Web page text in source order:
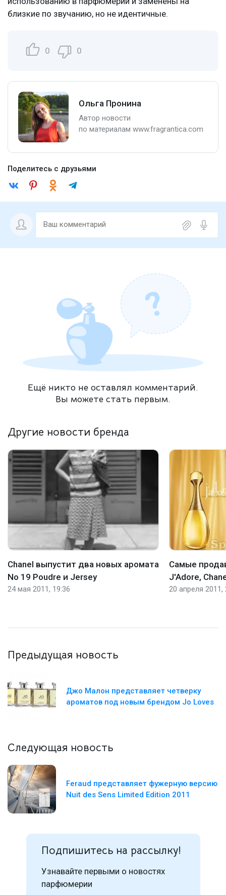
близкие по звучанию, но не идентичные.
0 0
Ольга Пронина
Автор новости
по материалам www.fragrantica.com
Поделитесь с друзьями
Ещё никто не оставлял комментарий.
Вы можете стать первым.
Другие новости бренда
Chanel выпустит два новых аромата
No 19 Poudre и Jersey
24 мая 2011, 19:36
Самые
J'Adore,
20 апреля 2011,
Предыдущая новость
Джо Малон представляет четверку
ароматов под новым брендом Jo Loves
Следующая новость
Feraud представляет фужерную версию
Nuit des Sens Limited Edition 2011
Подпишитесь на рассылку!
Узнавайте первыми о новостях
парфюмерии